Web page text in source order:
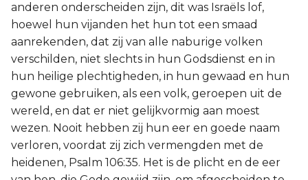
anderen onderscheiden zijn, dit was Israëls lof,
hoewel hun vijanden het hun tot een smaad
aanrekenden, dat zij van alle naburige volken
verschilden, niet slechts in hun Godsdienst en in
hun heilige plechtigheden, in hun gewaad en hun
gewone gebruiken, als een volk, geroepen uit de
wereld, en dat er niet gelijkvormig aan moest
wezen. Nooit hebben zij hun eer en goede naam
verloren, voordat zij zich vermengden met de
heidenen, Psalm 106:35. Het is de plicht en de eer